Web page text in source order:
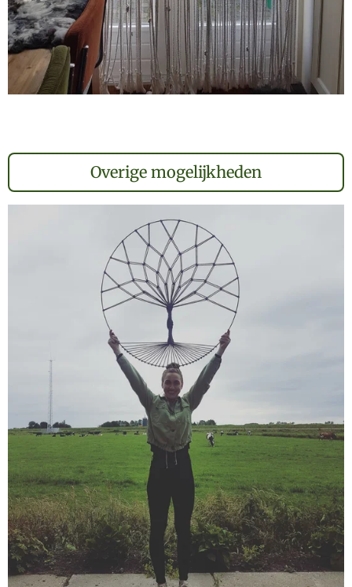
Overige mogelijkheden